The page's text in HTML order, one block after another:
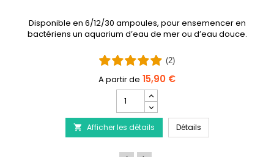
Disponible en 6/12/30 ampoules, pour ensemencer en
bactériens un aquarium d’eau de mer ou d’eau douce.
(2)
15,90 €
quantité
du
produit
PRODIBIO
BioDigest
 Afficher les détails DétailsPRODIBIO